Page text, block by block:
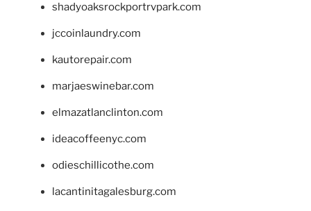
shadyoaksrockportrvpark.com
jccoinlaundry.com
kautorepair.com
marjaeswinebar.com
elmazatlanclinton.com
ideacoffeenyc.com
odieschillicothe.com
lacantinitagalesburg.com